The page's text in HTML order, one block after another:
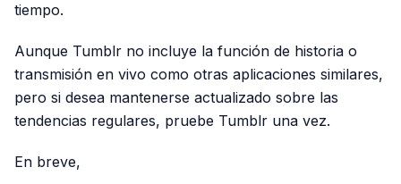
tiempo.
Aunque Tumblr no incluye la función de historia o
transmisión en vivo como otras aplicaciones similares,
pero si desea mantenerse actualizado sobre las
tendencias regulares, pruebe Tumblr una vez.
En breve,